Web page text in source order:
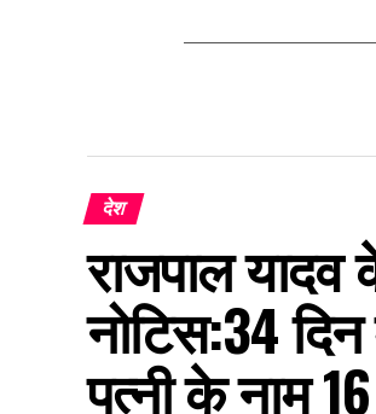
देश
राजपाल यादव
नोटिस:34 दिन
पत्नी के नाम